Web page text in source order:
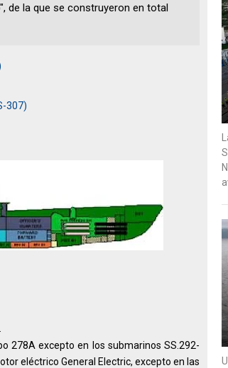
de la que se construyeron en total
307)
278A excepto en los submarinos SS.292-
eléctrico General Electric, excepto en las